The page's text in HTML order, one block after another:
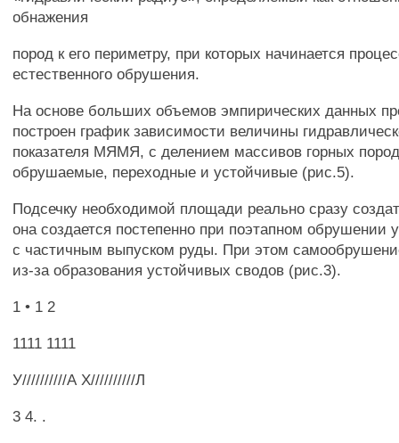
обнажения
пород к его периметру, при которых начинается
естественного обрушения.
На основе больших объемов эмпирических данных
построен график зависимости величины
показателя МЯМЯ, с делением массивов горных
обрушаемые, переходные и устойчивые (рис.5).
Подсечку необходимой площади реально сразу
она создается постепенно при поэтапном обрушении
с частичным выпуском руды. При этом
из-за образования устойчивых сводов (рис.3).
1 • 1 2
1111 1111
У//////////А Х//////////Л
3 4. .